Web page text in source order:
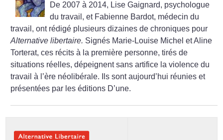
De 2007 à 2014, Lise Gaignard, psychologue
du travail, et Fabienne Bardot, médecin du
travail, ont rédigé plusieurs dizaines de chroniques pour
Alternative libertaire. Signés Marie-Louise Michel et Aline
Torterat, ces récits à la première personne, tirés de
situations réelles, dépeignent sans artifice la violence du
travail à l’ère néolibérale. Ils sont aujourd’hui réunies et
présentées par les éditions D’une.